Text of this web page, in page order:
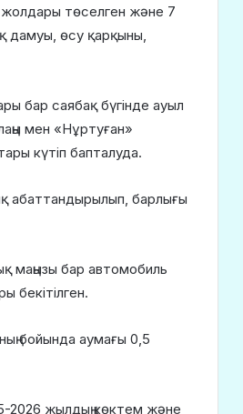
жолдары төселген және 7
дамуы, өсу қарқыны,
бар саябақ бүгінде ауыл
мен «Нұртуған»
күтіп бапталуда.
абаттандырылып, барлығы
маңызы бар автомобиль
бекітілген.
бойында аумағы 0,5
2026 жылдың көктем және